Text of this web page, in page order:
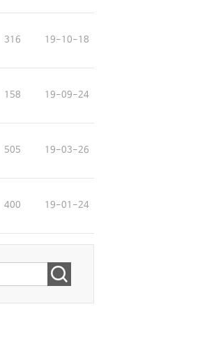
316 19-10-18
158 19-09-24
505 19-03-26
400 19-01-24